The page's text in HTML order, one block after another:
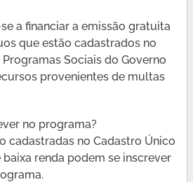
a financiar a emissão gratuita
que estão cadastrados no
Sociais do Governo
provenientes de multas
no programa?
cadastradas no Cadastro Único
renda podem se inscrever